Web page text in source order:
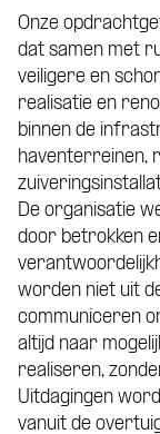
Onze
dat samen met
veiligere en
realisatie en
binnen de
haventerreinen,
De organisatie
door betrokken
worden niet uit
communiceren
altijd naar
realiseren,
Uitdagingen
vanuit de